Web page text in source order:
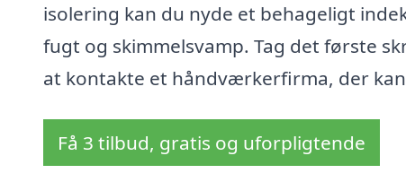
isolering kan du nyde et behageligt
fugt og skimmelsvamp. Tag det første
at kontakte et håndværkerfirma, der
Få 3 tilbud, gratis og uforpligtende